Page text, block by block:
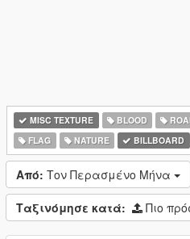
MISC TEXTURE BLOOD
FLAG
NATURE BILLBOARD
Από: Τον Περασμένο Μήνα
Ταξινόμησε κατά: Πιο